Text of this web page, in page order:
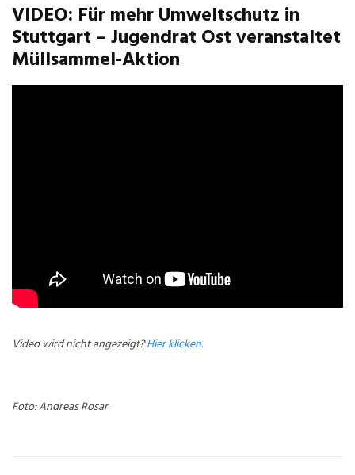
VIDEO: Für mehr Umweltschutz in
Stuttgart – Jugendrat Ost veranstaltet
Müllsammel-Aktion
Video wird nicht angezeigt?Hier klicken.
Foto: Andreas Rosar